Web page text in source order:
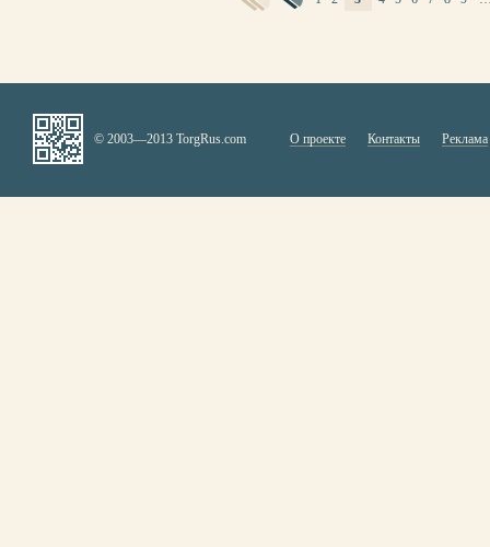
© 2003—2013 TorgRus.com О проекте Контакты Реклама